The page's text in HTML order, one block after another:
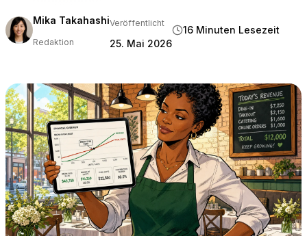
Bars & Nachtclubs
Hotels & Resorts
VERGLEICHEN
Tableview vs. Toast
Tableview vs. Square
Tableview vs. Lightspeed
RESSOURCEN
Mika Takahashi
Redaktion
Veröffentlicht
25. Mai 2026
16 Minuten Lesezeit